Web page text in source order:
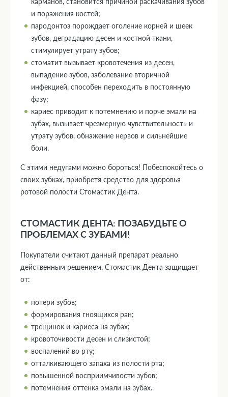
и поражения костей;
пародонтоз порождает оголение корней и шеек
зубов, деградацию десен и костной ткани,
стимулирует утрату зубов;
стоматит вызывает кровотечения из десен,
выпадение зубов, заболевание вторичной
инфекцией, способен переходить в постоянную
фазу;
кариес приводит к потемнению и порче эмали на
зубах, вызывает чрезмерную чувствительность и
утрату зубов, обнажение нервов и сильнейшие
боли.
С этими недугами можно бороться! Побеспокойтесь о
своих зубках, приобретя средство для здоровья
ротовой полости Стомастик Дента.
СТОМАСТИК ДЕНТА: ПОЗАБУДЬТЕ О
ПРОБЛЕМАХ С ЗУБАМИ!
Покупатели считают данный препарат реально
действенным решением. Стомастик Дента защищает
от:
потери зубов;
формирования гноящихся ран;
трещинок и кариеса на зубах;
кровоточивости десен и слизистой;
воспалений во рту;
отталкивающего запаха из полости рта;
повышенной восприимчивости зубов;
потемнения оттенка эмали на зубах.